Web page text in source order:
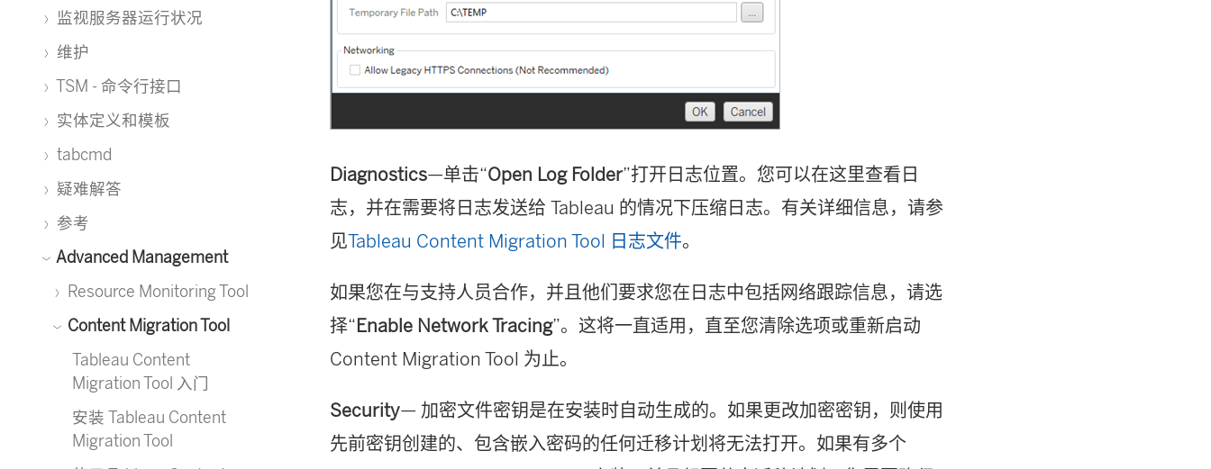
监视服务器运行状况
维护
TSM - 命令行接口
实体定义和模板
tabcmd
疑难解答
参考
Advanced Management
Resource Monitoring Tool
Content Migration Tool
Tableau Content
Migration Tool 入门
安装 Tableau Content
Migration Tool
Diagnostics—单击“Open Log Folder”打开日志位置。您可以在这里查看日
志，并在需要将日志发送给 Tableau 的情况下压缩日志。有关详细信息，请参
见Tableau Content Migration Tool 日志文件。
如果您在与支持人员合作，并且他们要求您在日志中包括网络跟踪信息，请选
择“Enable Network Tracing”。这将一直适用，直至您清除选项或重新启动
Content Migration Tool 为止。
Security— 加密文件密钥是在安装时自动生成的。如果更改加密密钥，则使用
先前密钥创建的、包含嵌入密码的任何迁移计划将无法打开。如果有多个